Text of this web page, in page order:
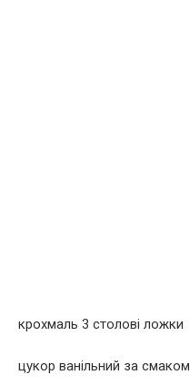
крохмаль 3 столові ложки
цукор ванільний за смаком